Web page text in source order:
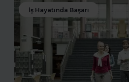
İş Hayatında Başarı